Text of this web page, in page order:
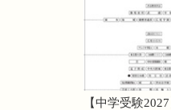
【中学受験